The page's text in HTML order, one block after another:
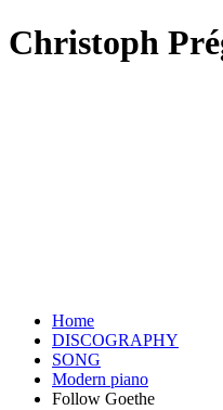
Christoph
Home
DISCOGRAPHY
SONG
Modern piano
Follow Goethe